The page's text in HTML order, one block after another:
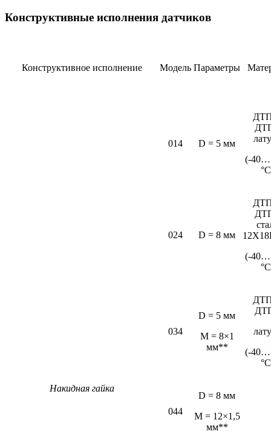
Конструктивные исполнения датчиков
Конструктивное исполнение Модель Параметры
014 D = 5 мм
(-
024 D = 8 мм
(-
Накидная гайка
034
D = 5 мм
М = 8×1
мм**
(-
044
D = 8 мм
M = 12×1,5
мм**